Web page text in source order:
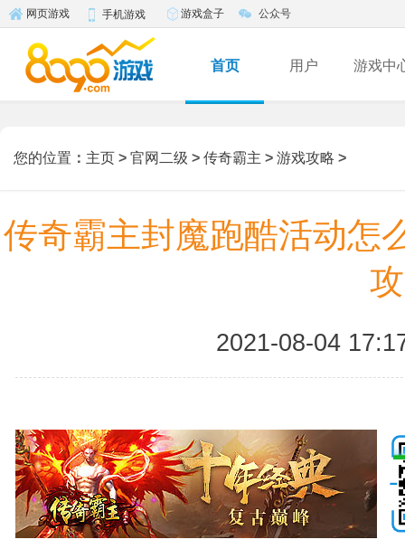
网页游戏 手机游戏 游戏盒子 公众号
首页 用户 游戏中
您的位置 ： 主页 > 官网二级 > 传奇霸主 > 游戏攻略 >
传奇霸主封魔跑酷活动怎
2021-08-04